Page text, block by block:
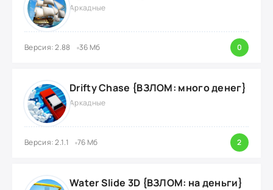
Аркадные
Версия: 2.88 36 Мб 0
Drifty Chase {ВЗЛОМ: много денег}
Аркадные
Версия: 2.1.1 76 Мб 2
Water Slide 3D {ВЗЛОМ: на деньги}